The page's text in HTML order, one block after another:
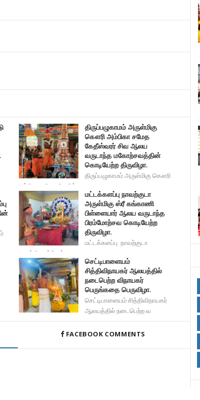
திருப்பழுகாமம் அருள்மிகு
கௌரி அம்பிகா சமேத
கேதீஸ்வரர் சிவ ஆலய
வருடாந்த மகோற்சவத்தின்
கொடியேற்ற திருவிழா.
திருப்பழுகாமம் அருள்மிகு கௌரி
அம்பிகா சமேத கேதீஸ்
மட்டக்களப்பு நாவற்குடா
அருள்மிகு ஸ்ரீ கங்காணி
பிள்ளையார் ஆலய வருடாந்த
பிரம்மோற்சவ கொடியேற்ற
திருவிழா.
மட்டக்களப்பு நாவற்குடா
அருள்மிகு ஸ்ரீ கங்கா
செட்டிபாளையம்
சித்திவிநாயகர் ஆலயத்தில்
நடைபெற்ற விநாயகர்
பெருங்கதை பெருவிழா.
செட்டிபாளையம் சித்திவிநாயகர்
ஆலயத்தில் நடைபெற்ற வ
FACEBOOK COMMENTS